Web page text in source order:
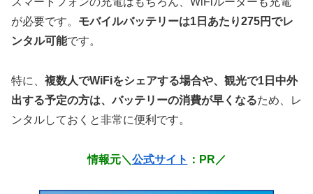
が必要です。 モバイルバッテリーは1日あたり275円でレ
ンタル可能です。
特に、 複数人でWiFiをシェアする場合や、観光で1日中外
出する予定の方は、バッテリーの消費が早くなるため、レ
ンタルしておくと非常に便利です。
情報元＼ 公式サイト ：PR／